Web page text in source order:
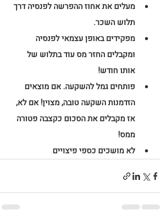
מעלים את אחוז ההפרשה לפנסיה דרך
תלוש השכר.
מפקידים באופן עצמאי לפנסיה
ומקבלים החזר מס עוד בתלוש של
אותו חודש!
פותחים גמל להשקעה. אם מוצאים
הזדמנות השקעה טובה, מצוין! אם לא,
אז מקבלים את הסכום כקצבה פטורה
ממס!
לא מושכים כספי פיצויים